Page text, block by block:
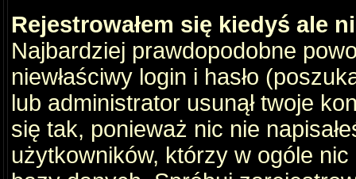
Rejestrowałem się kiedyś ale
Najbardziej prawdopodobne
niewłaściwy login i hasło
lub administrator usunął twoje
się tak, ponieważ nic nie
użytkowników, którzy w ogóle